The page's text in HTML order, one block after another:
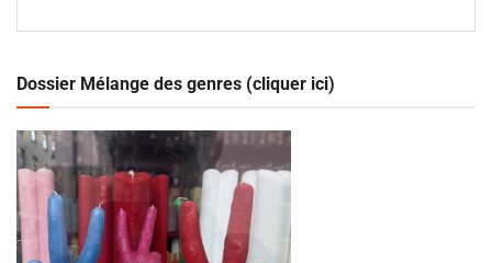
Dossier Mélange des genres (cliquer ici)